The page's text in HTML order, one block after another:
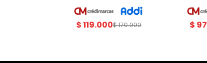
$119.000$170.000 $ 97